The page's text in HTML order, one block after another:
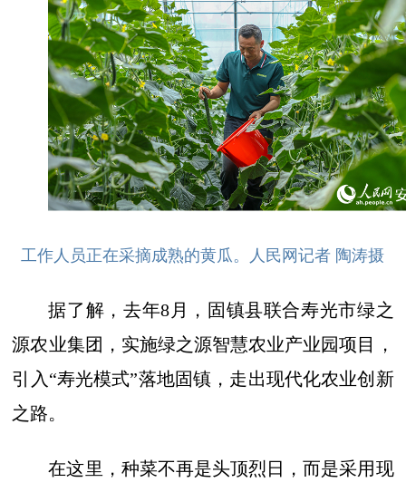
工作人员正在采摘成熟的黄瓜。人民网记者 陶涛摄
据了解，去年8月，固镇县联合寿光市绿之
源农业集团，实施绿之源智慧农业产业园项目，
引入“寿光模式”落地固镇，走出现代化农业创新
之路。
在这里，种菜不再是头顶烈日，而是采用现